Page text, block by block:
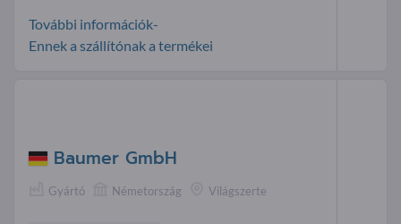
További információk-
Ennek a szállítónak a termékei
Baumer GmbH
Gyártó Németország Világszerte